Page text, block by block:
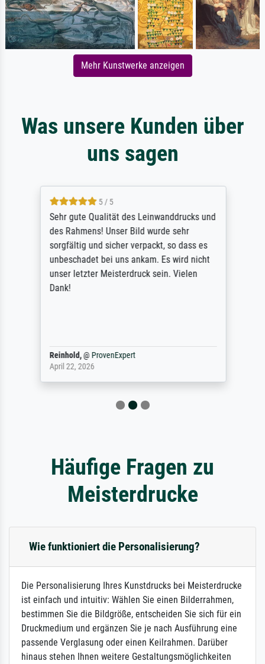
Mehr Kunstwerke anzeigen
Was unsere Kunden über
uns sagen
5 / 5
Sehr gute Qualität des Leinwanddrucks und
des Rahmens! Unser Bild wurde sehr
sorgfältig und sicher verpackt, so dass es
unbeschadet bei uns ankam. Es wird nicht
unser letzter Meisterdruck sein. Vielen
Dank!
Reinhold,@ ProvenExpert
April 22, 2026
Häufige Fragen zu
Meisterdrucke
Wie funktioniert die Personalisierung?
Die Personalisierung Ihres Kunstdrucks bei Meisterdrucke
ist einfach und intuitiv: Wählen Sie einen Bilderrahmen,
bestimmen Sie die Bildgröße, entscheiden Sie sich für ein
Druckmedium und ergänzen Sie je nach Ausführung eine
passende Verglasung oder einen Keilrahmen. Darüber
hinaus stehen Ihnen weitere Gestaltungsmöglichkeiten